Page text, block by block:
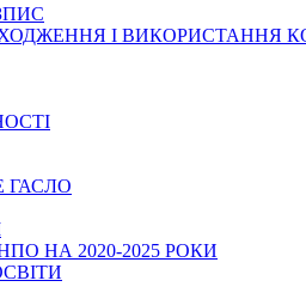
І ВИКОРИСТАННЯ
ГАСЛО
НА 2020-2025 РОКИ